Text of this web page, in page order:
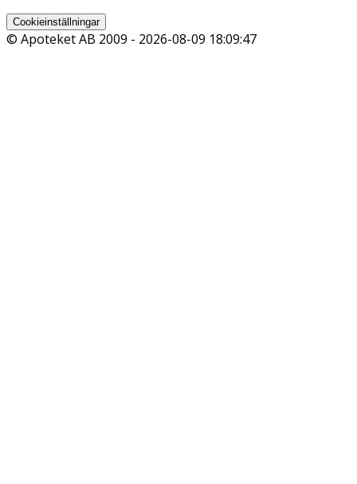
Cookieinställningar
© Apoteket AB 2009 - 2026-08-09 18:09:47